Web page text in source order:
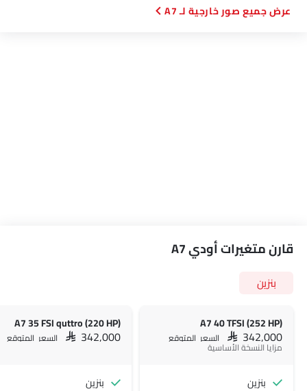
صور خارجية لـ A7
قارن متغيرات أودي A7
بنزين
A7 40 TFSI (252 HP)
SAR 342,000 السعر المتوقع
مزايا النسخة الأساسية
بنزين
A7 35 FSI quttro (220 HP)
SAR 342,000 السعر المتوقع
بنزين